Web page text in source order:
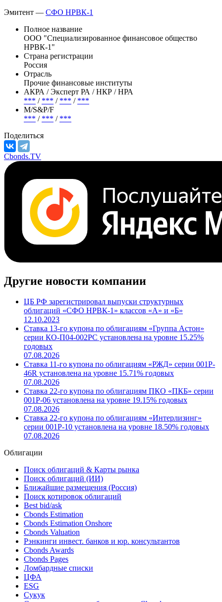
Эмитент — СФО НРВК-1
Полное название
ООО "Специализированное финансовое общество
НРВК-1"
Страна регистрации
Россия
Отрасль
Прочие финансовые институты
АКРА / Эксперт РА / НКР / НРА
*** / *** / *** / ***
М/S&P/F
*** / *** / ***
Поделиться
Cbonds.TV
Другие новости компании
ЦБ РФ зарегистрировал выпуски структурных
облигаций «СФО НРВК-1» классов «А» и «Б»
12.10.2023
Ставка 13-го купона по облигациям «Группа Астон»
серии КО-П04-002РС установлена на уровне 15.25%
годовых
07.08.2026
Ставка 11-го купона по облигациям «РЖД» серии 001P-
46R установлена на уровне 15.71% годовых
07.08.2026
Ставка 22-го купона по облигациям ПКО «ПКБ» серии
001Р-06 установлена на уровне 19.15% годовых
07.08.2026
Ставка 22-го купона по облигациям «Интерлизинг»
серии 001P-10 установлена на уровне 18.50% годовых
07.08.2026
Облигации
Поиск облигаций & Карты рынка
Поиск облигаций (ИИ)
Ближайшие размещения (Россия)
Поиск котировок облигаций
Best bid/ask
Cbonds Estimation
Cbonds Estimation Onshore
Cbonds Valuation
Рэнкинги инвест. банков и юр. консультантов
Cbonds Awards
Cbonds Pages
Ломбардные списки
ЦФА
ESG
Сукук